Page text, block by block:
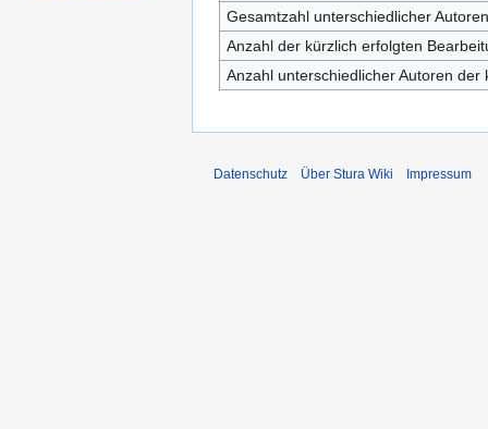
Gesamtzahl unterschiedlicher Autoren
Anzahl der kürzlich erfolgten
Anzahl unterschiedlicher Autoren
Datenschutz Über Stura Wiki Impressum